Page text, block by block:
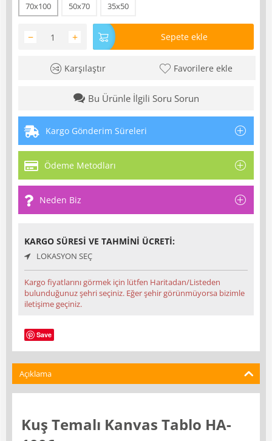
70x100 50x70 35x50
+
− Sepete ekle
Karşılaştır Favorilere ekle
Bu Ürünle İlgili Soru Sorun
Kargo Gönderim Süreleri
Ödeme Metodları
Neden Biz
KARGO SÜRESI VE TAHMINI ÜCRETI:
LOKASYON SEÇ
Kargo fiyatlarını görmek için lütfen Haritadan/Listeden
bulunduğunuz şehri seçiniz. Eğer şehir görünmüyorsa bizimle
iletişime geçiniz.
Save
Açıklama
Kuş Temalı Kanvas Tablo HA-